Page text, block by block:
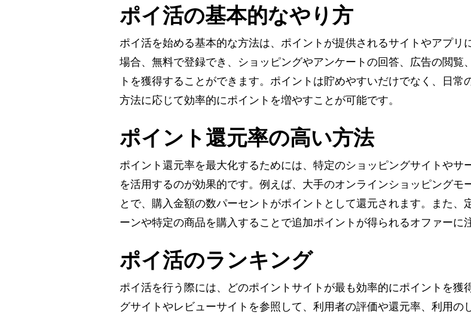
ポイ活の基本的なやり方
ポイ活を始める基本的な方法は、ポイントが提供されるサイトやアプ
場合、無料で登録でき、ショッピングやアンケートの回答、広告の閲
トを獲得することができます。ポイントは貯めやすいだけでなく、日
方法に応じて効率的にポイントを増やすことが可能です。
ポイント還元率の高い方法
ポイント還元率を最大化するためには、特定のショッピングサイトやサ
を活用するのが効果的です。例えば、大手のオンラインショッピングモ
とで、購入金額の数パーセントがポイントとして還元されます。また
ーンや特定の商品を購入することで追加ポイントが得られるオファーに
ポイ活のランキング
ポイ活を行う際には、どのポイントサイトが最も効率的にポイントを
グサイトやレビューサイトを参照して、利用者の評価や還元率、利用の